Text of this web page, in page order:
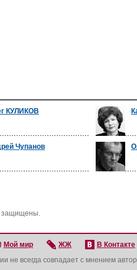
КУЛИКОВ
Чупанов
защищены.
Мой мир ЖЖ В Контакте
не всегда совпадает с мнением